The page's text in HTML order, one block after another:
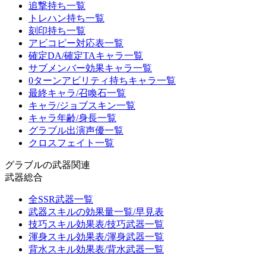
追撃持ち一覧
トレハン持ち一覧
刻印持ち一覧
アビコピー対応表一覧
確定DA/確定TAキャラ一覧
サブメンバー効果キャラ一覧
0ターンアビリティ持ちキャラ一覧
最終キャラ/召喚石一覧
キャラ/ジョブスキン一覧
キャラ年齢/身長一覧
グラブル出演声優一覧
クロスフェイト一覧
グラブルの武器関連
武器総合
全SSR武器一覧
武器スキルの効果量一覧/早見表
技巧スキル効果表/技巧武器一覧
渾身スキル効果表/渾身武器一覧
背水スキル効果表/背水武器一覧